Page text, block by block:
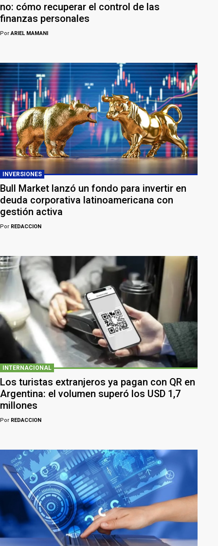
no: cómo recuperar el control de las
finanzas personales
PorARIEL MAMANI
INVERSIONES
Bull Market lanzó un fondo para invertir en
deuda corporativa latinoamericana con
gestión activa
Por REDACCION
INTERNACIONAL
Los turistas extranjeros ya pagan con QR en
Argentina: el volumen superó los USD 1,7
millones
Por REDACCION